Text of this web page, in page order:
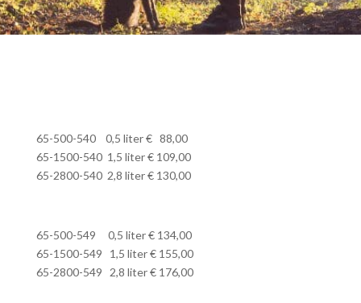
65-500-540 0,5 liter € 88,00
65-1500-540 1,5 liter € 109,00
65-2800-540 2,8 liter € 130,00
65-500-549 0,5 liter € 134,00
65-1500-549 1,5 liter € 155,00
65-2800-549 2,8 liter € 176,00